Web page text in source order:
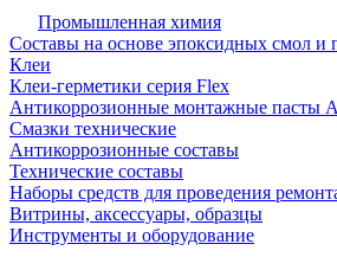
Промышленная химия
Составы на основе эпоксидных смол и
Клеи
Клеи-герметики серия Flex
Антикоррозионные монтажные пасты
Смазки технические
Антикоррозионные составы
Технические составы
Наборы средств для проведения
Витрины, аксессуары, образцы
Инструменты и оборудование